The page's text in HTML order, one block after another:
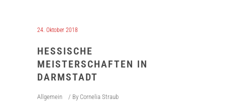
24. Oktober 2018
HESSISCHE
MEISTERSCHAFTEN IN
DARMSTADT
Allgemein By Cornelia Straub